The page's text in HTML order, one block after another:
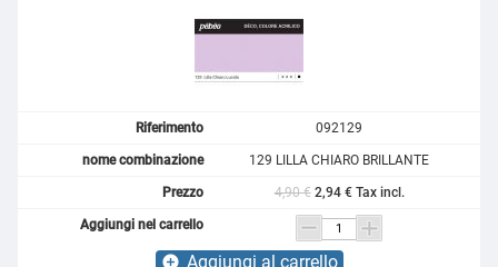
092129
129 LILLA CHIARO BRILLANTE
4,90 € 2,94 € Tax incl.
add_circle Aggiungi al carrello